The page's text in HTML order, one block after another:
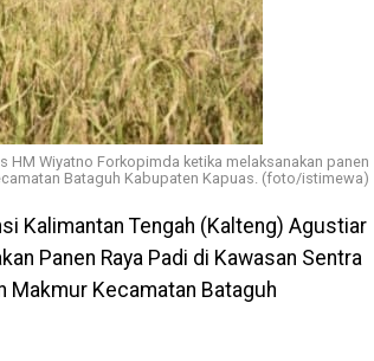
HM Wiyatno Forkopimda ketika melaksanakan panen
Bataguh Kabupaten Kapuas. (foto/istimewa)
Kalimantan Tengah (Kalteng) Agustiar
Panen Raya Padi di Kawasan Sentra
Makmur Kecamatan Bataguh